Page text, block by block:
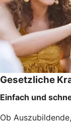
Gesetzliche
Einfach und
Ob